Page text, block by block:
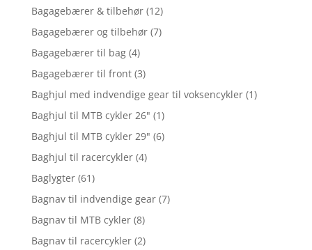
Bagagebærer & tilbehør (12)
Bagagebærer og tilbehør (7)
Bagagebærer til bag (4)
Bagagebærer til front (3)
Baghjul med indvendige gear til voksencykler (1)
Baghjul til MTB cykler 26" (1)
Baghjul til MTB cykler 29" (6)
Baghjul til racercykler (4)
Baglygter (61)
Bagnav til indvendige gear (7)
Bagnav til MTB cykler (8)
Bagnav til racercykler (2)